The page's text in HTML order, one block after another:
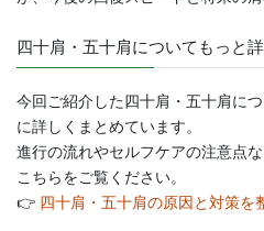
四十肩・五十肩についてもっと
今回ご紹介した四十肩・五十肩に
に詳しくまとめています。
進行の流れやセルフケアの注意点
こちらをご覧ください。
👉 四十肩・五十肩の原因と対策を